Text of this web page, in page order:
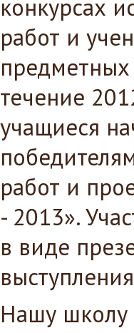
конкурсах
работ и
течение
учащиеся
работ и
- 2013».
в виде
Нашу школу